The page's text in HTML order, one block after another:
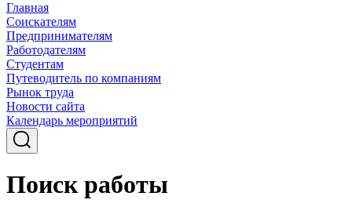
Главная
Соискателям
Предпринимателям
Работодателям
Студентам
Путеводитель по компаниям
Рынок труда
Новости сайта
Календарь мероприятий
Поиск работы